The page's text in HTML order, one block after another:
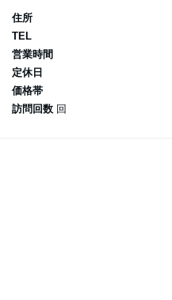
住所
TEL
営業時間
定休日
価格帯
訪問回数 回